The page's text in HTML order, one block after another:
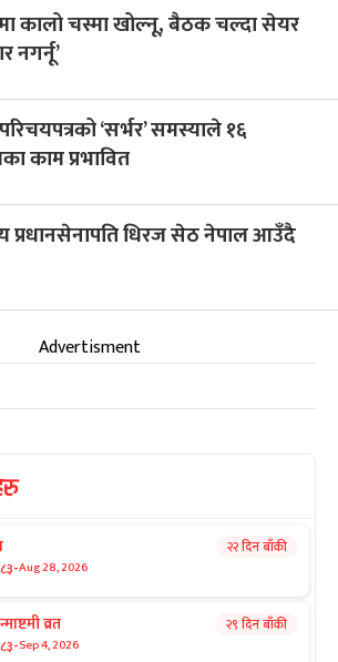
कालो चस्मा खोल्नू, बैठक चल्दा सेयर
नगर्नू’
परिचयपत्रको ‘सर्भर’ समस्याले १६
काम प्रभावित
प्रधानसेनापति धिरज सेठ नेपाल आउँदै
Advertisment
-Aug 28, 2026
२२ दिन बाँकी
व्रत
-Sep 4, 2026
२९ दिन बाँकी